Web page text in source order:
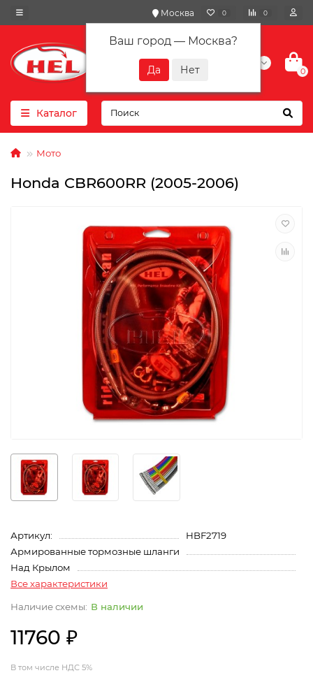
Москва
Ваш город — Москва?
0 0
+7(901) 417-10-01
0
Каталог
Мото
Honda CBR600RR (2005-2006)
Артикул:
HBF2719
Армированные тормозные шланги
Над Крылом
Все характеристики
В наличии
11760 ₽
В том числе НДС 5%